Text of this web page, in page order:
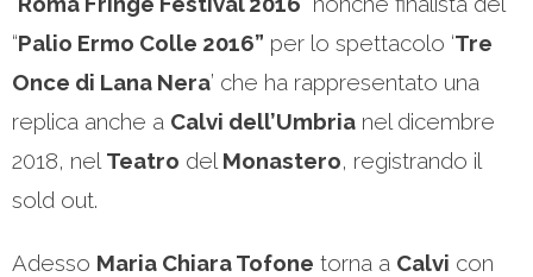
“Palio Ermo Colle 2016” per lo spettacolo ‘Tre
Once di Lana Nera’ che ha rappresentato una
replica anche a Calvi dell’Umbria nel dicembre
2018, nel Teatro del Monastero, registrando il
sold out.
Adesso Maria Chiara Tofone torna a Calvi con